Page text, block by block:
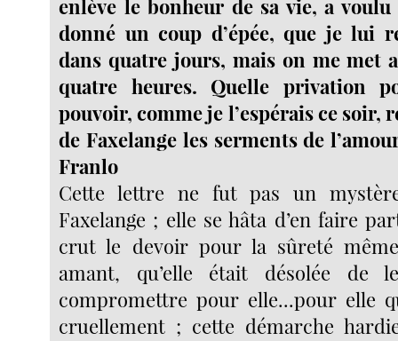
enlève le bonheur de sa vie, a voulu
donné un coup d’épée, que je lui
dans quatre jours, mais on me met
quatre heures. Quelle privation
pouvoir, comme je l’espérais ce soir,
de Faxelange les serments de
Franlo
Cette lettre ne fut pas un
Faxelange ; elle se hâta d’en faire
crut le devoir pour la sûreté
amant, qu’elle était désolée de
compromettre pour elle...pour elle
cruellement ; cette démarche